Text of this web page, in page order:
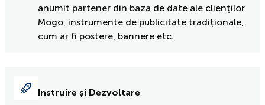
anumit partener din baza de date ale clienților
Mogo, instrumente de publicitate tradiționale,
cum ar fi postere, bannere etc.
Instruire și Dezvoltare